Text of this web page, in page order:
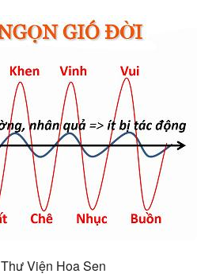
Viện Hoa Sen